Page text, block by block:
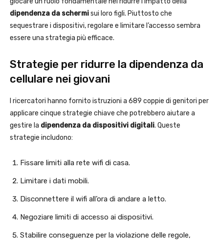
dipendenza da schermisui loro figli. Piuttosto che
sequestrare i dispositivi, regolare e limitare l’accesso sembra
essere una strategia più efficace.
Strategie per ridurre la dipendenza da
cellulare nei giovani
I ricercatori hanno fornito istruzioni a 689 coppie di genitori per
applicare cinque strategie chiave che potrebbero aiutare a
gestire la dipendenza da dispositivi digitali. Queste
strategie includono:
Fissare limiti alla rete wifi di casa.
Limitare i dati mobili.
Disconnettere il wifi all’ora di andare a letto.
Negoziare limiti di accesso ai dispositivi.
Stabilire conseguenze per la violazione delle regole,